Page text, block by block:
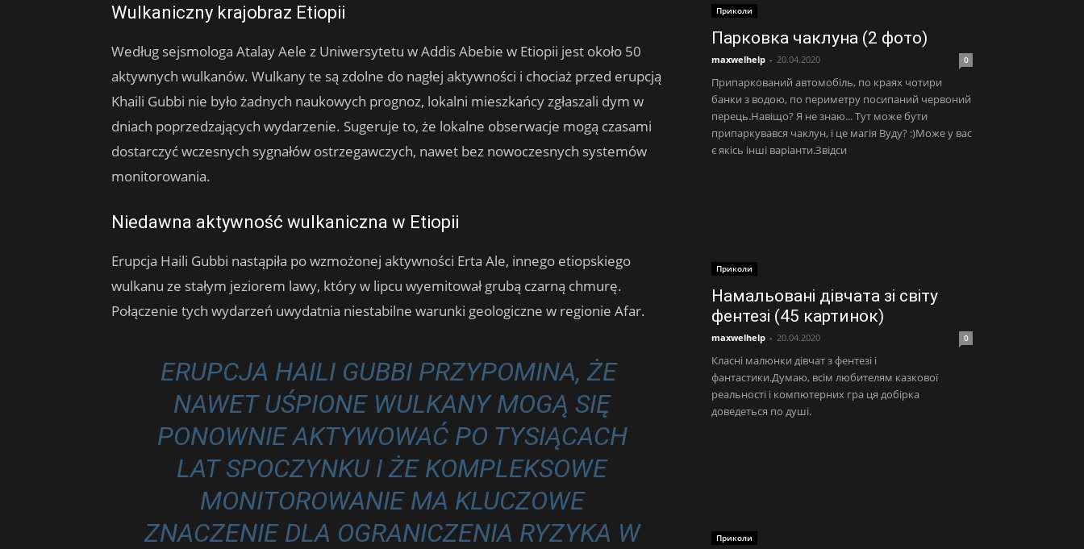
Wulkaniczny krajobraz Etiopii
Według sejsmologa Atalay Aele z Uniwersytetu w Addis Abebie w Etiopii jest około 50
aktywnych wulkanów. Wulkany te są zdolne do nagłej aktywności i chociaż przed erupcją
Khaili Gubbi nie było żadnych naukowych prognoz, lokalni mieszkańcy zgłaszali dym w
dniach poprzedzających wydarzenie. Sugeruje to, że lokalne obserwacje mogą czasami
dostarczyć wczesnych sygnałów ostrzegawczych, nawet bez nowoczesnych systemów
monitorowania.
Niedawna aktywność wulkaniczna w Etiopii
Erupcja Haili Gubbi nastąpiła po wzmożonej aktywności Erta Ale, innego etiopskiego
wulkanu ze stałym jeziorem lawy, który w lipcu wyemitował grubą czarną chmurę.
Połączenie tych wydarzeń uwydatnia niestabilne warunki geologiczne w regionie Afar.
ERUPCJA HAILI GUBBI PRZYPOMINA, ŻE ​​
NAWET UŚPIONE WULKANY MOGĄ SIĘ
PONOWNIE AKTYWOWAĆ PO TYSIĄCACH
LAT SPOCZYNKU I ŻE KOMPLEKSOWE
MONITOROWANIE MA KLUCZOWE
ZNACZENIE DLA OGRANICZENIA RYZYKA W
Приколи
Парковка чаклуна (2 фото)
maxwelhelp - 20.04.2020 0
Припаркований автомобіль, по краях чотири
банки з водою, по периметру посипаний червоний
перець.Навіщо? Я не знаю... Тут може бути
припаркувався чаклун, і це магія Вуду? :)Може у вас
є якісь інші варіанти.Звідси
Приколи
Намальовані дівчата зі світу
фентезі (45 картинок)
maxwelhelp - 20.04.2020 0
Класні малюнки дівчат з фентезі і
фантастики.Думаю, всім любителям казкової
реальності і компютерних гра ця добірка
доведеться по душі.
Приколи